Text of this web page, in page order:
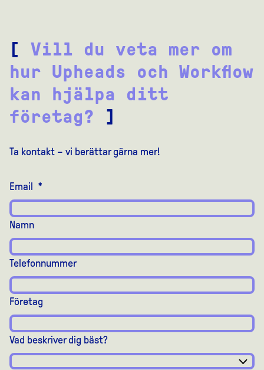
[ Vill du veta mer om
hur Upheads och Workflow
kan hjälpa ditt
företag? ]
Ta kontakt – vi berättar gärna mer!
Email *
Namn
Telefonnummer
Företag
Vad beskriver dig bäst?